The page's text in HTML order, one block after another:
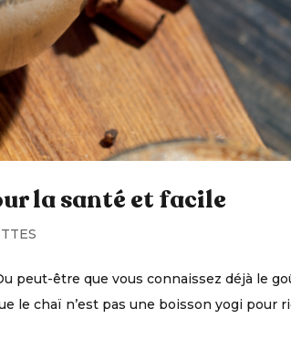
la santé et facile
peut-être que vous connaissez déjà le
le chaï n’est pas une boisson yogi pour